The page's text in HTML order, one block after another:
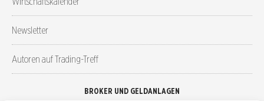
Newsletter
Autoren auf Trading-Treff
BROKER UND GELDANLAGEN